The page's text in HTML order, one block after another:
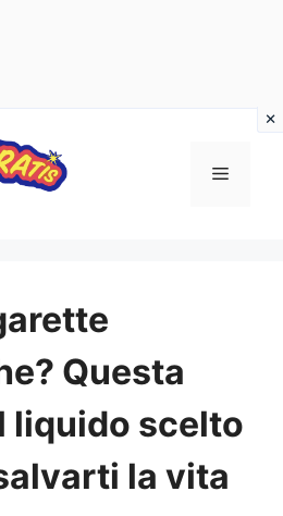
Menu
Questa
liquido scelto
la vita